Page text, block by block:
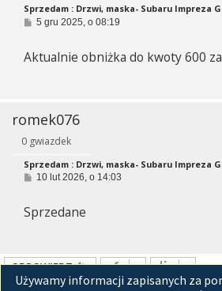
Sprzedam : Drzwi, maska- Subaru Impreza
P
t
5 gru 2025, o 08:19
Aktualnie obniżka do kwoty 600 za
romek076
0 gwiazdek
Sprzedam : Drzwi, maska- Subaru Impreza
P
t
10 lut 2026, o 14:03
Sprzedane
ODPOWIEDZ
Posty: 5 • Strona 1z1
Używamy informacji zapisanych za